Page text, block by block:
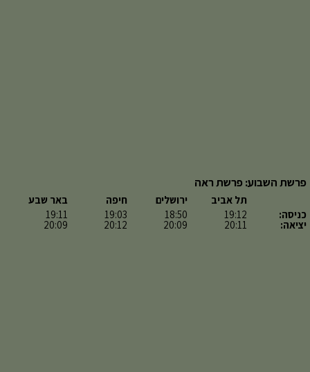
פרשת השבוע: פרשת ראה
כניסה:
יציאה:
תל אביב
19:12
20:11
ירושלים
18:50
20:09
חיפה
19:03
20:12
באר שבע
19:11
20:09